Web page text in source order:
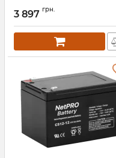
3 897 грн.